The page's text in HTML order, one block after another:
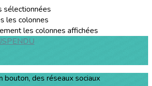
sélectionnées
les colonnes
les colonnes affichées
bouton, des réseaux sociaux